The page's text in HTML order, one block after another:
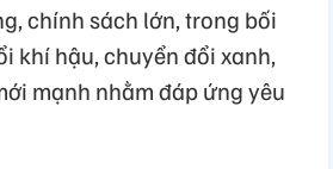
chính sách lớn, trong bối
khí hậu, chuyển đổi xanh,
mạnh nhằm đáp ứng yêu